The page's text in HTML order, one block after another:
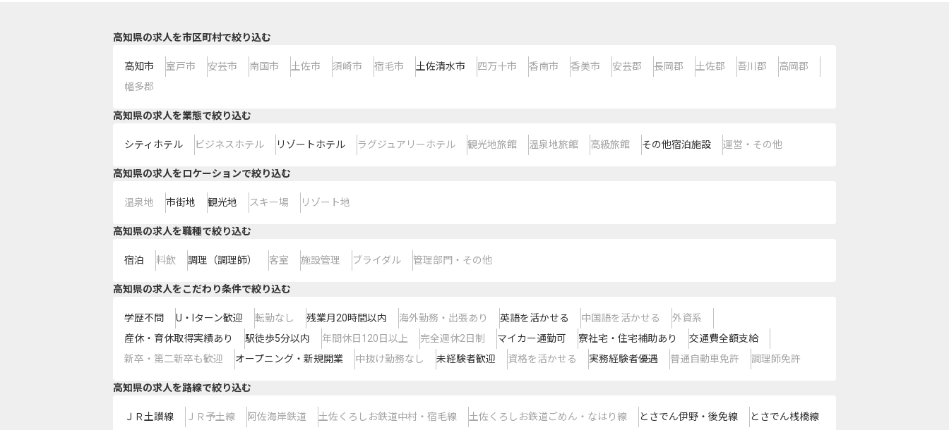
高知県の求人を市区町村で絞り込む
高知市 室戸市 安芸市 南国市 土佐市 須崎市 宿毛市 土佐清水市 四万十市 香南市 香美市 安芸郡 長岡郡 土佐郡 吾川郡
高岡郡
幡多郡
高知県の求人を業態で絞り込む
シティホテル ビジネスホテル リゾートホテル ラグジュアリーホテル 観光地旅館 温泉地旅館 高級旅館 その他宿泊施設 運営・その他
高知県の求人をロケーションで絞り込む
温泉地 市街地 観光地 スキー場 リゾート地
高知県の求人を職種で絞り込む
宿泊 料飲 調理（調理師） 客室 施設管理 ブライダル 管理部門・その他
高知県の求人をこだわり条件で絞り込む
学歴不問 U・Iターン歓迎 転勤なし 残業月20時間以内 海外勤務・出張あり 英語を活かせる 中国語を活かせる
外資系
産休・育休取得実績あり
駅徒歩5分以内 年間休日120日以上 完全週休2日制 マイカー通勤可 寮社宅・住宅補助あり
交通費全額支給
新卒・第二新卒も歓迎
オープニング・新規開業 中抜け勤務なし 未経験者歓迎 資格を活かせる 実務経験者優遇 普通自動車免許 調理師免許
高知県の求人を路線で絞り込む
ＪＲ土讃線 ＪＲ予土線 阿佐海岸鉄道 土佐くろしお鉄道中村・宿毛線 土佐くろしお鉄道ごめん・なはり線 とさでん伊野・後免線 とさでん桟橋線